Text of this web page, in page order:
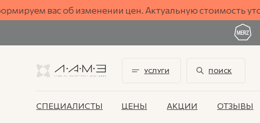
вас об изменении цен. Актуальную стоимость
УСЛУГИ ПОИСК
ЦЕНЫ АКЦИИ
СПЕЦИАЛИСТЫ ОТЗЫВЫ